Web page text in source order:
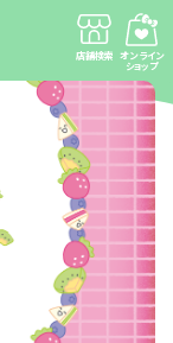
店舗検索 オンライン
ショップ